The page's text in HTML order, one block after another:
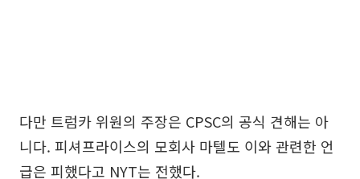
다만 트럼카 위원의 주장은 CPSC의 공식 견해는 아
니다. 피셔프라이스의 모회사 마텔도 이와 관련한 언
급은 피했다고 NYT는 전했다.